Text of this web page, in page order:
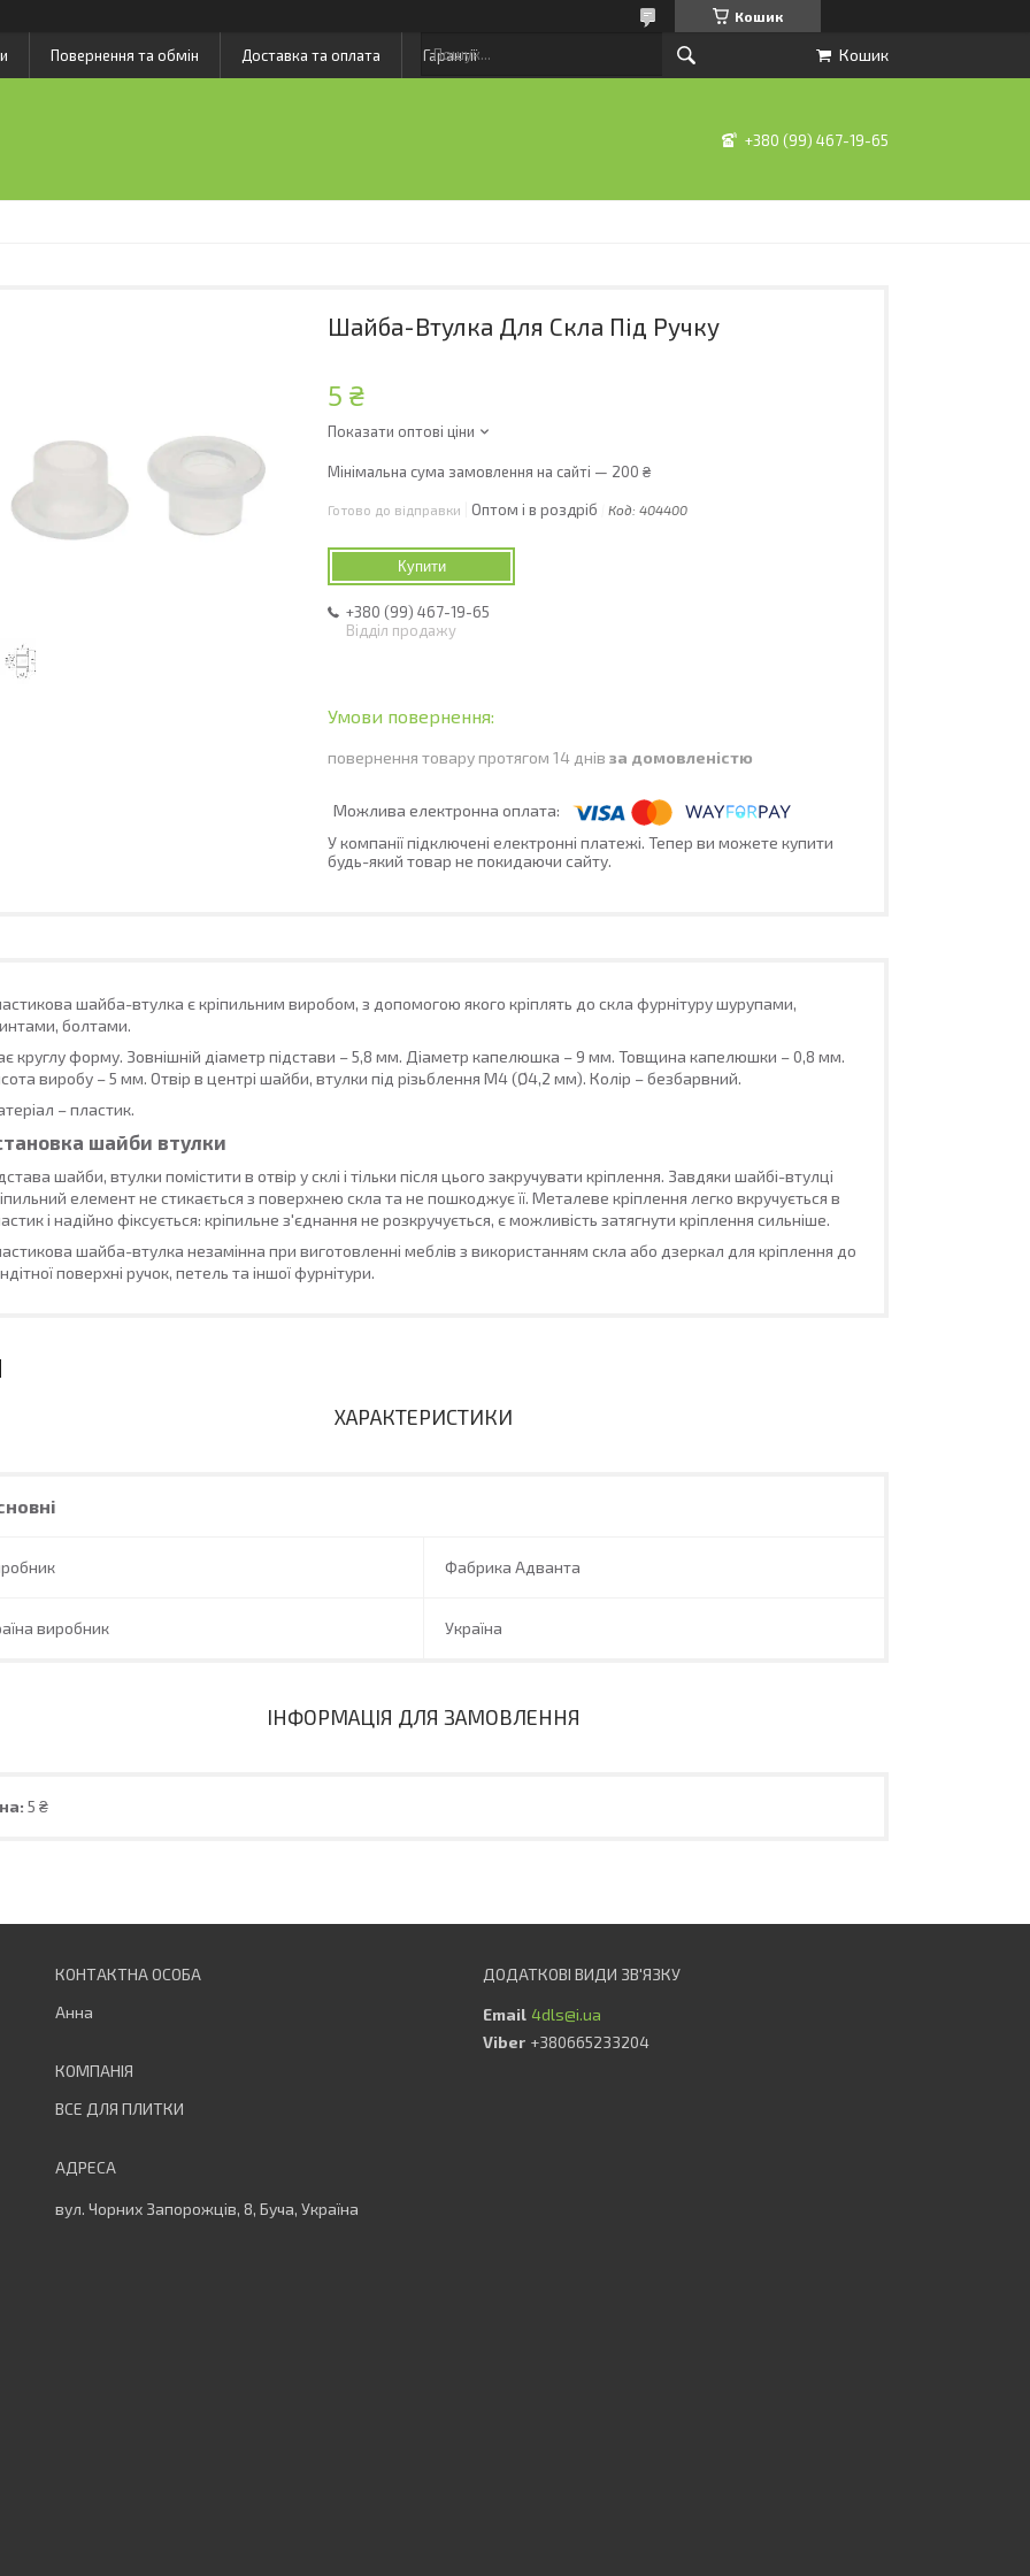
Кошик
Повернення та обмін Доставка та оплата Гарантії Кошик
+380 (99) 467-19-65
Шайба-Втулка Для Скла Під Ручку
5 ₴
Показати оптові ціни
Мінімальна сума замовлення на сайті — 200 ₴
Готово до відправки Оптом і в роздріб Код: 404400
Купити
+380 (99) 467-19-65
Відділ продажу
повернення товару протягом 14 днів за домовленістю
У компанії підключені електронні платежі. Тепер ви можете купити
будь-який товар не покидаючи сайту.
шайба-втулка є кріпильним виробом, з допомогою якого кріплять до скла фурнітуру шурупами,
болтами.
круглу форму. Зовнішній діаметр підстави – 5,8 мм. Діаметр капелюшка – 9 мм. Товщина капелюшки – 0,8 мм.
виробу – 5 мм. Отвір в центрі шайби, втулки під різьблення М4 (Ø4,2 мм). Колір – безбарвний.
– пластик.
шайби втулки
шайби, втулки помістити в отвір у склі і тільки після цього закручувати кріплення. Завдяки шайбі-втулці
елемент не стикається з поверхнею скла та не пошкоджує її. Металеве кріплення легко вкручується в
і надійно фіксується: кріпильне з'єднання не розкручується, є можливість затягнути кріплення сильніше.
шайба-втулка незамінна при виготовленні меблів з використанням скла або дзеркал для кріплення до
поверхні ручок, петель та іншої фурнітури.
ХАРАКТЕРИСТИКИ
Фабрика Адванта
виробник Україна
ІНФОРМАЦІЯ ДЛЯ ЗАМОВЛЕННЯ
5 ₴
Анна
ВСЕ ДЛЯ ПЛИТКИ
вул. Чорних Запорожців, 8, Буча, Україна
4dls@i.ua
+380665233204